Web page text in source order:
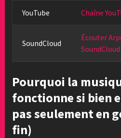
YouTube Chaîne
SoundCloud
Écouter
SoundCloud
Pourquoi la
fonctionne si bien
pas seulement en
fin)